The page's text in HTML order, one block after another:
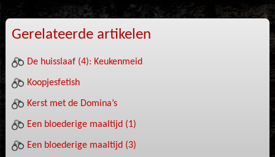
Gerelateerde artikelen
De huisslaaf (4): Keukenmeid
Koopjesfetish
Kerst met de Domina’s
Een bloederige maaltijd (1)
Een bloederige maaltijd (3)